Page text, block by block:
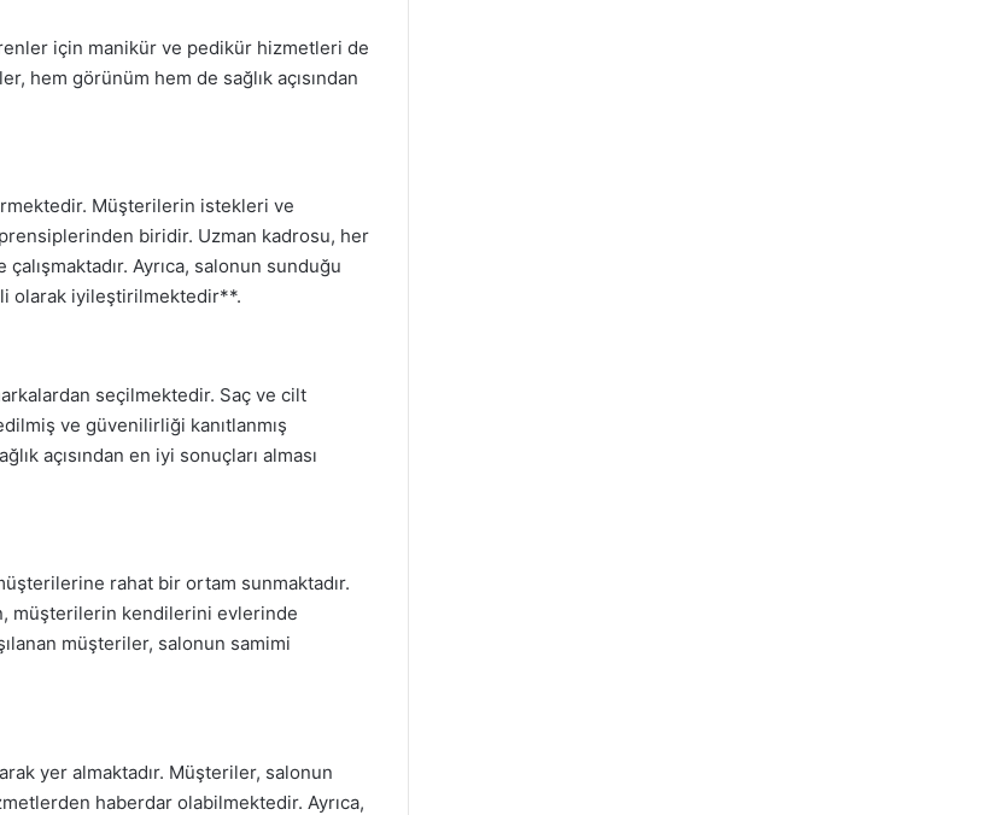
için manikür ve pedikür hizmetleri de
hem görünüm hem de sağlık açısından
Müşterilerin istekleri ve
biridir. Uzman kadrosu, her
Ayrıca, salonun sunduğu
olarak iyileştirilmektedir**.
seçilmektedir. Saç ve cilt
ve güvenilirliği kanıtlanmış
açısından en iyi sonuçları alması
rahat bir ortam sunmaktadır.
müşterilerin kendilerini evlerinde
müşteriler, salonun samimi
yer almaktadır. Müşteriler, salonun
haberdar olabilmektedir. Ayrıca,